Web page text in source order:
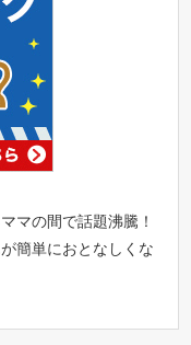
マの間で話題沸騰！
簡単におとなしくな